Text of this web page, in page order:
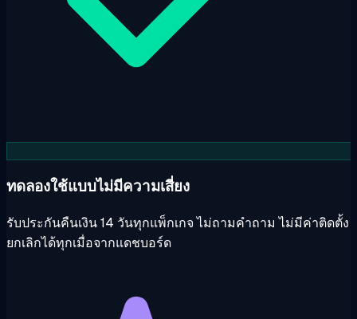
ทดลองใช้แบบไม่มีความเสี่ยง
รับประกันคืนเงิน 14 วันทุกแพ็กเกจ ไม่ถามคำถาม ไม่มีค่าติดตั้ง
ยกเลิกได้ทุกเมื่อจากแดชบอร์ด